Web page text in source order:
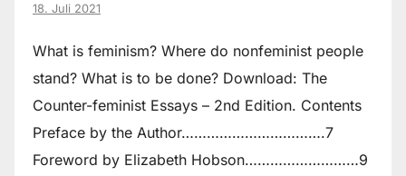
18. Juli 2021
What is feminism? Where do non­feminist people
stand? What is to be done? Download: The
Counter-feminist Essays – 2nd Edition. Contents
Preface by the Author…………………………….7
Foreword by Elizabeth Hobson………………………9